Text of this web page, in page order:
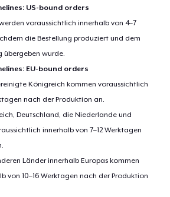
US-bound orders
voraussichtlich innerhalb von 4–7
die Bestellung produziert und dem
übergeben wurde.
EU-bound orders
Königreich kommen voraussichtlich
nach der Produktion an.
Deutschland, die Niederlande und
innerhalb von 7–12 Werktagen
Länder innerhalb Europas kommen
von 10–16 Werktagen nach der Produktion